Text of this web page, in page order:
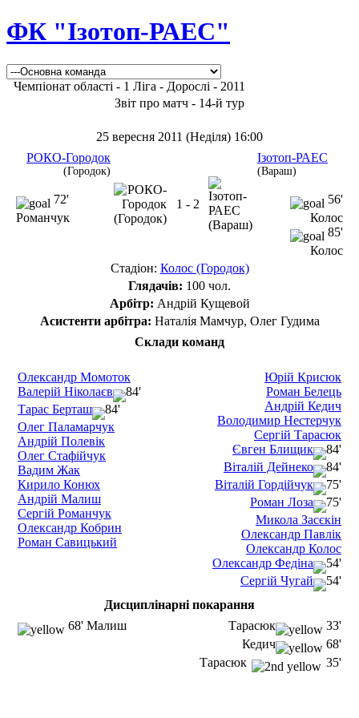
ФК "Ізотоп-РАЕС"
Чемпіонат області - 1 Ліга - Дорослі - 2011
Звіт про матч - 14-й тур
25 вересня 2011 (Неділя) 16:00
РОКО-Городок
(Городок)
72'
Романчук
1 - 2
Ізотоп-РАЕС
(Вараш)
56'
Колос
85'
Колос
Стадіон: Колос (Городок)
Глядачів: 100 чол.
Арбітр: Андрій Кущевой
Асистенти арбітра: Наталія Мамчур, Олег Гудима
Склади команд
Олександр Момоток
Валерій Ніколаєв
84'
Тарас Берташ
84'
Олег Паламарчук
Андрій Полевік
Олег Стафійчук
Вадим Жак
Кирило Конюх
Андрій Малиш
Сергій Романчук
Олександр Кобрин
Роман Савицький
Юрій Крисюк
Роман Белець
Андрій Кедич
Володимир Нестерчук
Сергій Тарасюк
Євген Блищик
84'
Віталій Дейнеко
84'
Віталій Гордійчук
75'
Роман Лоза
75'
Микола Засєкін
Олександр Павлік
Олександр Колос
Олександр Федіна
54'
Сергій Чугай
54'
Дисциплінарні покарання
68' Малиш
Тарасюк
33'
Кедич
68'
Тарасюк
35'